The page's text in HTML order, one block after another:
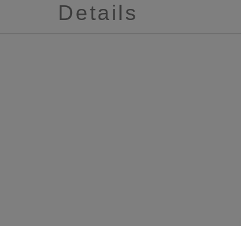
Details